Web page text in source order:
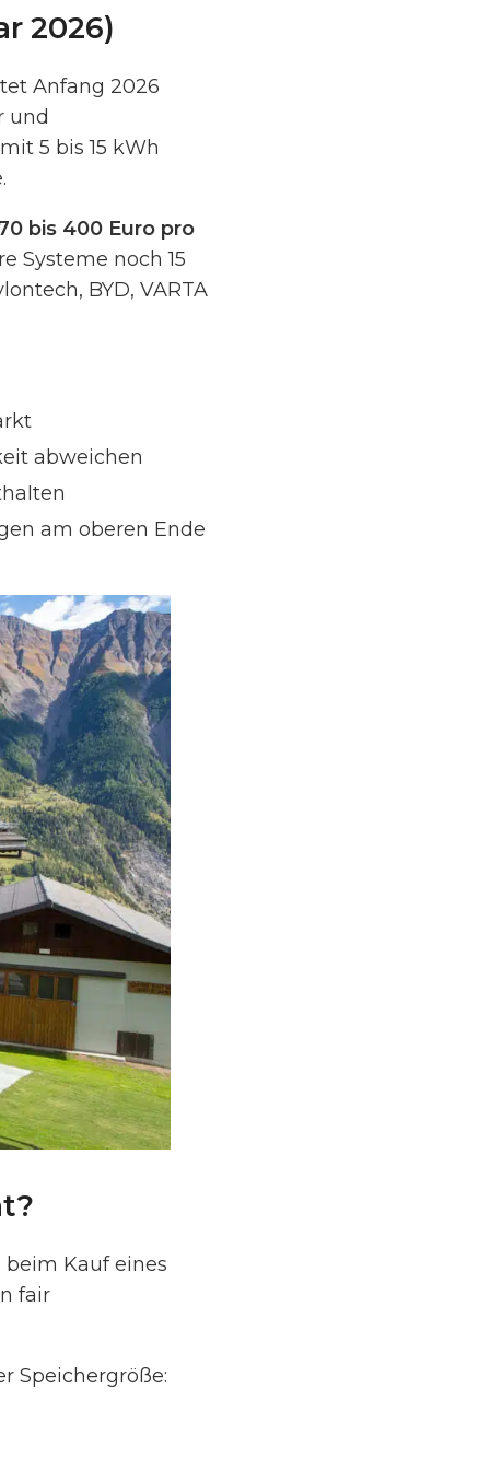
2026)
Anfang 2026
und
5 bis 15 kWh
bis 400 Euro pro
Systeme noch 15
BYD, VARTA
abweichen
am oberen Ende
Kauf eines
fair
Speichergröße: